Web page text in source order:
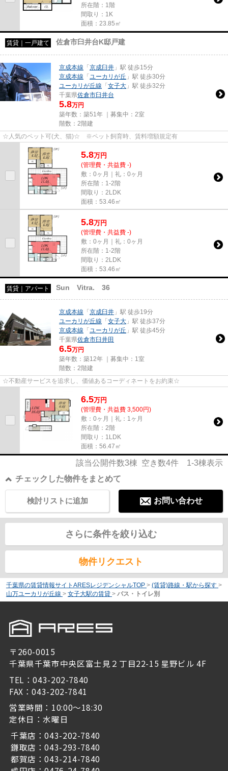
所在階：1階
間取り：1K
面積：23.85㎡
賃貸｜一戸建て 佐倉市臼井台K邸戸建
京成本線 「京成臼井 」駅 徒歩15分
京成本線 「 ユーカリが丘 」駅 徒歩30分
ユーカリが丘線 「女子大 」駅 徒歩32分
千葉県佐倉市臼井台
5.8万円
築年数：築51年 ｜募集中： 2室
階数：2階建
☆人気のペット可(犬、猫)☆ ※ペット飼育時、賃料増額規定有
5.8万円
(管理費・共益費 -)
敷：0ヶ月｜礼：0ヶ月
所在階：1-2階
間取り：2LDK
面積：53.46㎡
5.8万円
(管理費・共益費 -)
敷：0ヶ月｜礼：0ヶ月
所在階：1-2階
間取り：2LDK
面積：53.46㎡
賃貸｜アパート Sun Vitra. 36
京成本線 「京成臼井 」駅 徒歩19分
ユーカリが丘線 「女子大 」駅 徒歩37分
京成本線 「 ユーカリが丘 」駅 徒歩45分
千葉県佐倉市臼井田
6.5万円
築年数：築12年 ｜募集中： 1室
階数：2階建
☆不動産サービスを追求し、価値あるコーディネートをお約束☆
6.5万円
(管理費・共益費 3,500円)
敷：0ヶ月｜礼：1ヶ月
所在階：2階
間取り：1LDK
面積：56.47㎡
該当公開件数3棟 空き数4件 1-3棟表示
チェックした物件をまとめて
お問い合わせ
検討リストに追加
さらに条件を絞り込む
物件リクエスト
千葉県の賃貸情報サイトARESレジデンシャルTOP > (賃貸)路線・駅から探す >
山万ユーカリが丘線 > 女子大駅の賃貸 > バス・トイレ別
〒260-0015
千葉県千葉市中央区富士見２丁目22-15 星野ビル 4F
TEL：043-202-7840
FAX：043-202-7841
営業時間：10:00～18:30
定休日：水曜日
千葉店：043-202-7840
鎌取店：043-293-7840
都賀店：043-214-7840